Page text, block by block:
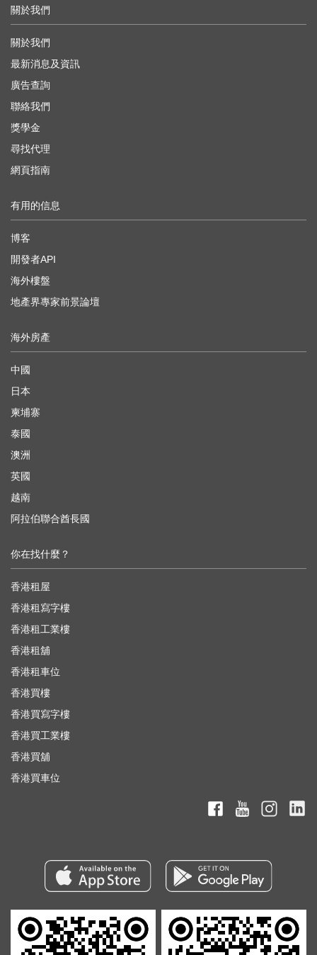
關於我們
關於我們
最新消息及資訊
廣告查詢
聯絡我們
獎學金
尋找代理
網頁指南
有用的信息
博客
開發者API
海外樓盤
地產界專家前景論壇
海外房產
中國
日本
柬埔寨
泰國
澳洲
英國
越南
阿拉伯聯合酋長國
你在找什麼？
香港租屋
香港租寫字樓
香港租工業樓
香港租舖
香港租車位
香港買樓
香港買寫字樓
香港買工業樓
香港買舖
香港買車位